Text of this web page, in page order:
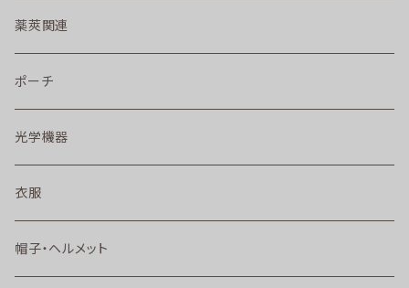
薬莢関連
ポーチ
光学機器
衣服
帽子・ヘルメット